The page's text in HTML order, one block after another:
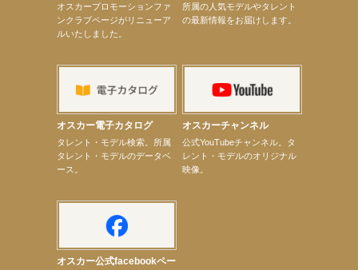
【定本楓馬】WEB DIGVII 連載企画『東京23時』に登場！
【髙橋ひかる】7月雑誌掲載情報
【elfin’】7thシングル『全世界』がFMふくろうでパワープレイO.A.決定
【elfin’】【辻美優】8月28日（金）「辻美優(elfin’)グレイテスト・ショー」に出演決定！
【elfin’】9月27日（日）「Beauty Voice Theater Reboot Vol.3」開催決定！
【本田紗来】「Ray」9月号発売中！
【宇垣美里】「マンガ【推しの子】展‐星のキセキ‐」オープニングイベント
オスカープロモーションファ
ンクラブページがリニューア
ルいたしました。
所属の人気モデルやタレント
の最新情報をお届けします。
オスカー電子カタログ
タレント・モデル検索。所属
タレント・モデルのデータベ
ース。
オスカーチャンネル
公式YouTubeチャンネル。タ
レント・モデルのオリジナル
映像。
オスカー公式facebookペー